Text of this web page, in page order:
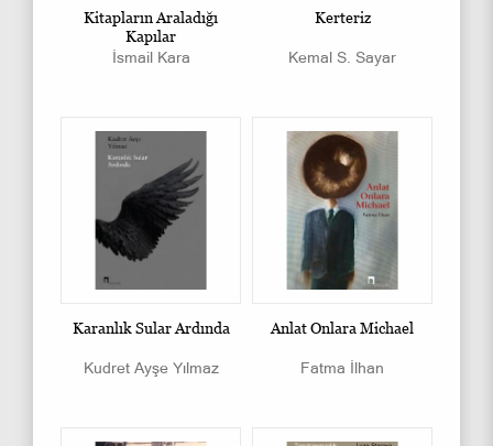
Kitapların Araladığı
Kapılar
İsmail Kara
Kerteriz
Kemal S. Sayar
Karanlık Sular Ardında
Kudret Ayşe Yılmaz
Anlat Onlara Michael
Fatma İlhan